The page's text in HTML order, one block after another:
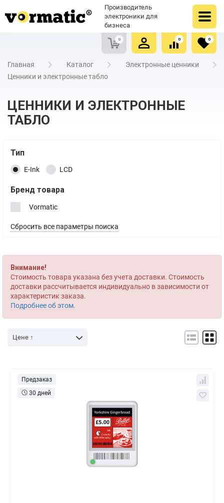
Производитель
электроники для
бизнеса
0
Очистить список сравнения
0
Очистить избранное
0
Главная Каталог
Электронные ценники
Ценники и электронные табло
ЦЕННИКИ И ЭЛЕКТРОННЫЕ
ТАБЛО
Тип
E-Ink LCD
Бренд товара
Vormatic
Сбросить все параметры поиска
Внимание!
Стоимость товара указана без учета доставки. Стоимость
доставки рассчитывается индивидуально в зависимости от
характеристик заказа.
Подробнее об этом.
Цене ↑
Предзаказ
30 дней